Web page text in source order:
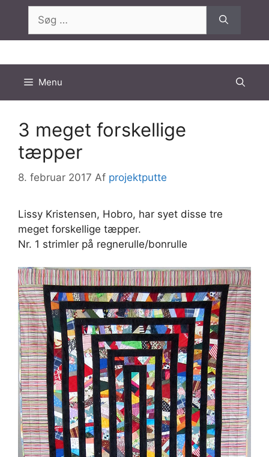
indhold
efter:
Menu
3 meget forskellige
tæpper
8. februar 2017 Af projektputte
Lissy Kristensen, Hobro, har syet disse tre
meget forskellige tæpper.
Nr. 1 strimler på regnerulle/bonrulle